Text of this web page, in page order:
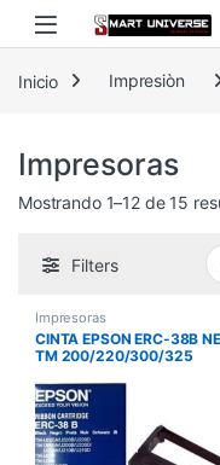
Skip to navigation
Skip to content
Inicio Impresiòn
Impresoras
Mostrando 1–12 de 15
Filters
Impresoras
CINTA EPSON ERC-38B
TM 200/220/300/325